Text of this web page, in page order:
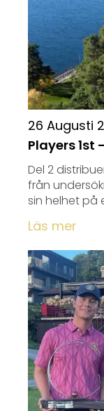
26 Augusti
Players 1st
Del 2
från
sin helhet på
Läs mer